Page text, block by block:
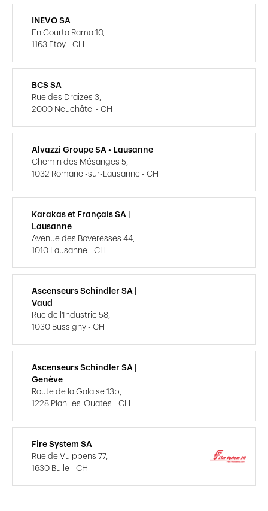
INEVO SA
En Courta Rama 10,
1163 Etoy - CH
BCS SA
Rue des Draizes 3,
2000 Neuchâtel - CH
Alvazzi Groupe SA • Lausanne
Chemin des Mésanges 5,
1032 Romanel-sur-Lausanne - CH
Karakas et Français SA |
Lausanne
Avenue des Boveresses 44,
1010 Lausanne - CH
Ascenseurs Schindler SA |
Vaud
Rue de l'Industrie 58,
1030 Bussigny - CH
Ascenseurs Schindler SA |
Genève
Route de la Galaise 13b,
1228 Plan-les-Ouates - CH
Fire System SA
Rue de Vuippens 77,
1630 Bulle - CH